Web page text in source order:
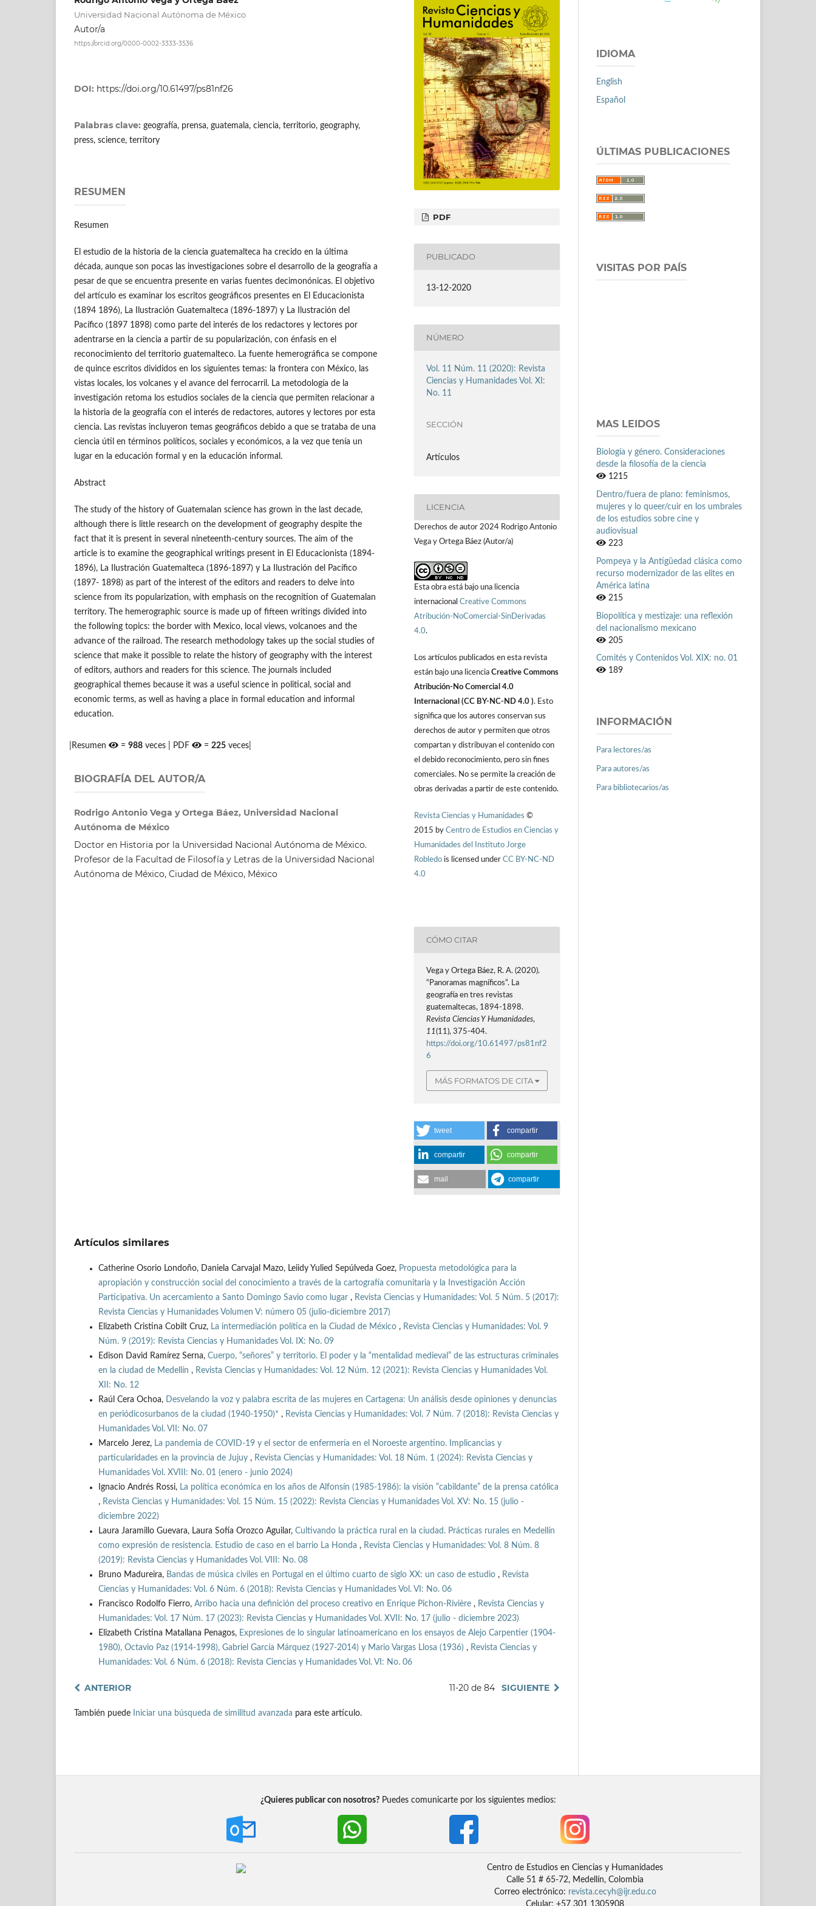
Universidad Nacional Autónoma de México
Autor/a
https://orcid.org/0000-0002-3333-3536
DOI: https://doi.org/10.61497/ps81nf26
Palabras clave: geografía, prensa, guatemala, ciencia, territorio, geography,
press, science, territory
RESUMEN
Resumen
El estudio de la historia de la ciencia guatemalteca ha crecido en la última
década, aunque son pocas las investigaciones sobre el desarrollo de la geografía a
pesar de que se encuentra presente en varias fuentes decimonónicas. El objetivo
del artículo es examinar los escritos geográficos presentes en El Educacionista
(1894 1896), La Ilustración Guatemalteca (1896-1897) y La Ilustración del
Pacífico (1897 1898) como parte del interés de los redactores y lectores por
adentrarse en la ciencia a partir de su popularización, con énfasis en el
reconocimiento del territorio guatemalteco. La fuente hemerográfica se compone
de quince escritos divididos en los siguientes temas: la frontera con México, las
vistas locales, los volcanes y el avance del ferrocarril. La metodología de la
investigación retoma los estudios sociales de la ciencia que permiten relacionar a
la historia de la geografía con el interés de redactores, autores y lectores por esta
ciencia. Las revistas incluyeron temas geográficos debido a que se trataba de una
ciencia útil en términos políticos, sociales y económicos, a la vez que tenía un
lugar en la educación formal y en la educación informal.
Abstract
The study of the history of Guatemalan science has grown in the last decade,
although there is little research on the development of geography despite the
fact that it is present in several nineteenth-century sources. The aim of the
article is to examine the geographical writings present in El Educacionista (1894-
1896), La Ilustración Guatemalteca (1896-1897) y La Ilustración del Pacífico
(1897- 1898) as part of the interest of the editors and readers to delve into
science from its popularization, with emphasis on the recognition of Guatemalan
territory. The hemerographic source is made up of fifteen writings divided into
the following topics: the border with Mexico, local views, volcanoes and the
advance of the railroad. The research methodology takes up the social studies of
science that make it possible to relate the history of geography with the interest
of editors, authors and readers for this science. The journals included
geographical themes because it was a useful science in political, social and
economic terms, as well as having a place in formal education and informal
education.
|Resumen =988 veces | PDF =225 veces|
BIOGRAFÍA DEL AUTOR/A
Rodrigo Antonio Vega y Ortega Báez, Universidad Nacional
Autónoma de México
Doctor en Historia por la Universidad Nacional Autónoma de México.
Profesor de la Facultad de Filosofía y Letras de la Universidad Nacional
Autónoma de México, Ciudad de México, México
PDF
PUBLICADO
13-12-2020
NÚMERO
Vol. 11 Núm. 11 (2020): Revista
Ciencias y Humanidades Vol. XI:
No. 11
SECCIÓN
Artículos
LICENCIA
Derechos de autor 2024 Rodrigo Antonio
Vega y Ortega Báez (Autor/a)
Esta obra está bajo una licencia
internacional Creative Commons
Atribución-NoComercial-SinDerivadas
4.0.
Los artículos publicados en esta revista
están bajo una licencia Creative Commons
Atribución-No Comercial 4.0
Internacional (CC BY-NC-ND 4.0 ). Esto
significa que los autores conservan sus
derechos de autor y permiten que otros
compartan y distribuyan el contenido con
el debido reconocimiento, pero sin fines
comerciales. No se permite la creación de
obras derivadas a partir de este contenido.
Revista Ciencias y Humanidades ©
2015 by Centro de Estudios en Ciencias y
Humanidades del Instituto Jorge
Robledo is licensed under CC BY-NC-ND
4.0
CÓMO CITAR
Vega y Ortega Báez, R. A. (2020).
“Panoramas magníficos”. La
geografía en tres revistas
guatemaltecas, 1894-1898.
Revista Ciencias Y Humanidades,
11(11), 375-404.
https://doi.org/10.61497/ps81nf2
6
MÁS FORMATOS DE CITA
tweet compartir
compartir compartir
mail compartir
Artículos similares
Catherine Osorio Londoño, Daniela Carvajal Mazo, Leiidy Yulied Sepúlveda Goez, Propuesta metodológica para la
apropiación y construcción social del conocimiento a través de la cartografía comunitaria y la Investigación Acción
Participativa. Un acercamiento a Santo Domingo Savio como lugar , Revista Ciencias y Humanidades: Vol. 5 Núm. 5 (2017):
Revista Ciencias y Humanidades Volumen V: número 05 (julio-diciembre 2017)
Elizabeth Cristina Cobilt Cruz, La intermediación política en la Ciudad de México , Revista Ciencias y Humanidades: Vol. 9
Núm. 9 (2019): Revista Ciencias y Humanidades Vol. IX: No. 09
Edison David Ramírez Serna, Cuerpo, “señores” y territorio. El poder y la “mentalidad medieval” de las estructuras criminales
en la ciudad de Medellín , Revista Ciencias y Humanidades: Vol. 12 Núm. 12 (2021): Revista Ciencias y Humanidades Vol.
XII: No. 12
Raúl Cera Ochoa, Desvelando la voz y palabra escrita de las mujeres en Cartagena: Un análisis desde opiniones y denuncias
en periódicosurbanos de la ciudad (1940-1950)* , Revista Ciencias y Humanidades: Vol. 7 Núm. 7 (2018): Revista Ciencias y
Humanidades Vol. VII: No. 07
Marcelo Jerez, La pandemia de COVID-19 y el sector de enfermería en el Noroeste argentino. Implicancias y
particularidades en la provincia de Jujuy , Revista Ciencias y Humanidades: Vol. 18 Núm. 1 (2024): Revista Ciencias y
Humanidades Vol. XVIII: No. 01 (enero - junio 2024)
Ignacio Andrés Rossi, La política económica en los años de Alfonsín (1985-1986): la visión “cabildante” de la prensa católica
, Revista Ciencias y Humanidades: Vol. 15 Núm. 15 (2022): Revista Ciencias y Humanidades Vol. XV: No. 15 (julio -
diciembre 2022)
Laura Jaramillo Guevara, Laura Sofía Orozco Aguilar, Cultivando la práctica rural en la ciudad. Prácticas rurales en Medellín
como expresión de resistencia. Estudio de caso en el barrio La Honda , Revista Ciencias y Humanidades: Vol. 8 Núm. 8
(2019): Revista Ciencias y Humanidades Vol. VIII: No. 08
Bruno Madureira, Bandas de música civiles en Portugal en el último cuarto de siglo XX: un caso de estudio , Revista
Ciencias y Humanidades: Vol. 6 Núm. 6 (2018): Revista Ciencias y Humanidades Vol. VI: No. 06
Francisco Rodolfo Fierro, Arribo hacia una definición del proceso creativo en Enrique Pichon-Rivière , Revista Ciencias y
Humanidades: Vol. 17 Núm. 17 (2023): Revista Ciencias y Humanidades Vol. XVII: No. 17 (julio - diciembre 2023)
Elizabeth Cristina Matallana Penagos, Expresiones de lo singular latinoamericano en los ensayos de Alejo Carpentier (1904-
1980), Octavio Paz (1914-1998), Gabriel García Márquez (1927-2014) y Mario Vargas Llosa (1936) , Revista Ciencias y
Humanidades: Vol. 6 Núm. 6 (2018): Revista Ciencias y Humanidades Vol. VI: No. 06
ANTERIOR 11-20 de 84 SIGUIENTE
También puede Iniciar una búsqueda de similitud avanzada para este artículo.
IDIOMA
English
Español
ÚLTIMAS PUBLICACIONES
VISITAS POR PAÍS
MAS LEIDOS
Biología y género. Consideraciones
desde la filosofía de la ciencia
1215
Dentro/fuera de plano: feminismos,
mujeres y lo queer/cuir en los umbrales
de los estudios sobre cine y
audiovisual
223
Pompeya y la Antigüedad clásica como
recurso modernizador de las elites en
América latina
215
Biopolítica y mestizaje: una reflexión
del nacionalismo mexicano
205
Comités y Contenidos Vol. XIX: no. 01
189
INFORMACIÓN
Para lectores/as
Para autores/as
Para bibliotecarios/as
¿Quieres publicar con nosotros?Puedes comunicarte por los siguientes medios:
Centro de Estudios en Ciencias y Humanidades
Calle 51 # 65-72, Medellín, Colombia
Correo electrónico: revista.cecyh@ijr.edu.co